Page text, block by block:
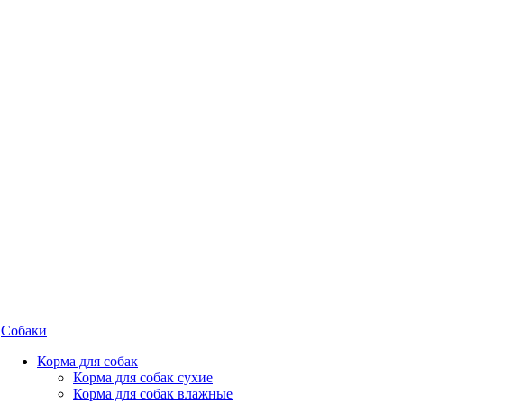
Собаки
Корма для собак
Корма для собак сухие
Корма для собак влажные